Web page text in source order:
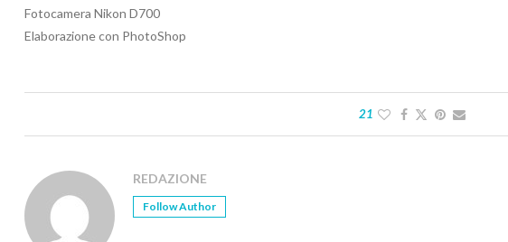
Fotocamera Nikon D700
Elaborazione con PhotoShop
21
REDAZIONE
Follow Author